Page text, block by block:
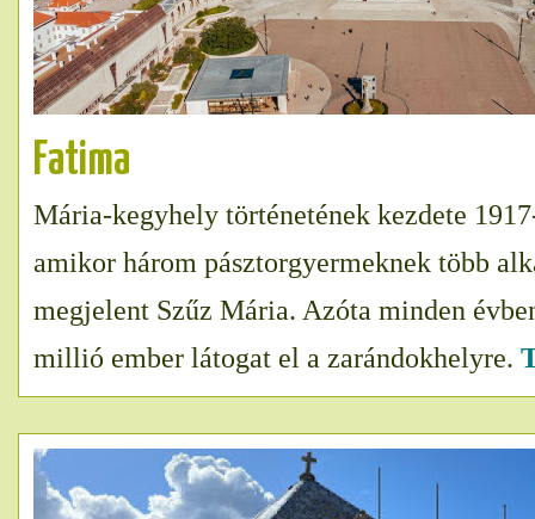
Fatima
Mária-kegyhely történetének kezdete
amikor három pásztorgyermeknek több
megjelent Szűz Mária. Azóta minden
millió ember látogat el a zarándokhelyre.